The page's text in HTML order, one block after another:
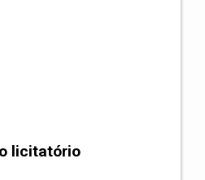
licitatório